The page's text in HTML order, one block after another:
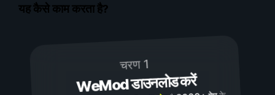
यह कैसे काम करता है?
चरण 1
WeMod डाउनलोड करें